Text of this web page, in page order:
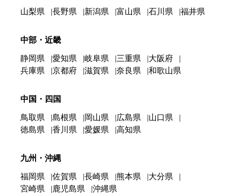
山梨県 長野県 新潟県 富山県 石川県 福井県
中部・近畿
静岡県 愛知県 岐阜県 三重県
大阪府
兵庫県
京都府 滋賀県 奈良県 和歌山県
中国・四国
鳥取県 島根県 岡山県 広島県
山口県
徳島県
香川県 愛媛県 高知県
九州・沖縄
福岡県 佐賀県 長崎県 熊本県
大分県
宮崎県
鹿児島県 沖縄県